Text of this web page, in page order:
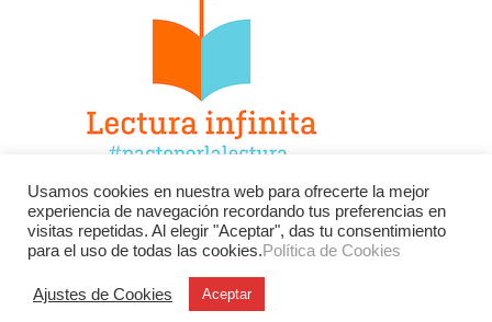
Facebook Twitter
Instagram
YouTube
LinkedIn Contacto
Usamos cookies en nuestra web para ofrecerte la mejor
experiencia de navegación recordando tus preferencias en
visitas repetidas. Al elegir "Aceptar", das tu consentimiento
para el uso de todas las cookies.Política de Cookies
Ajustes de Cookies Aceptar